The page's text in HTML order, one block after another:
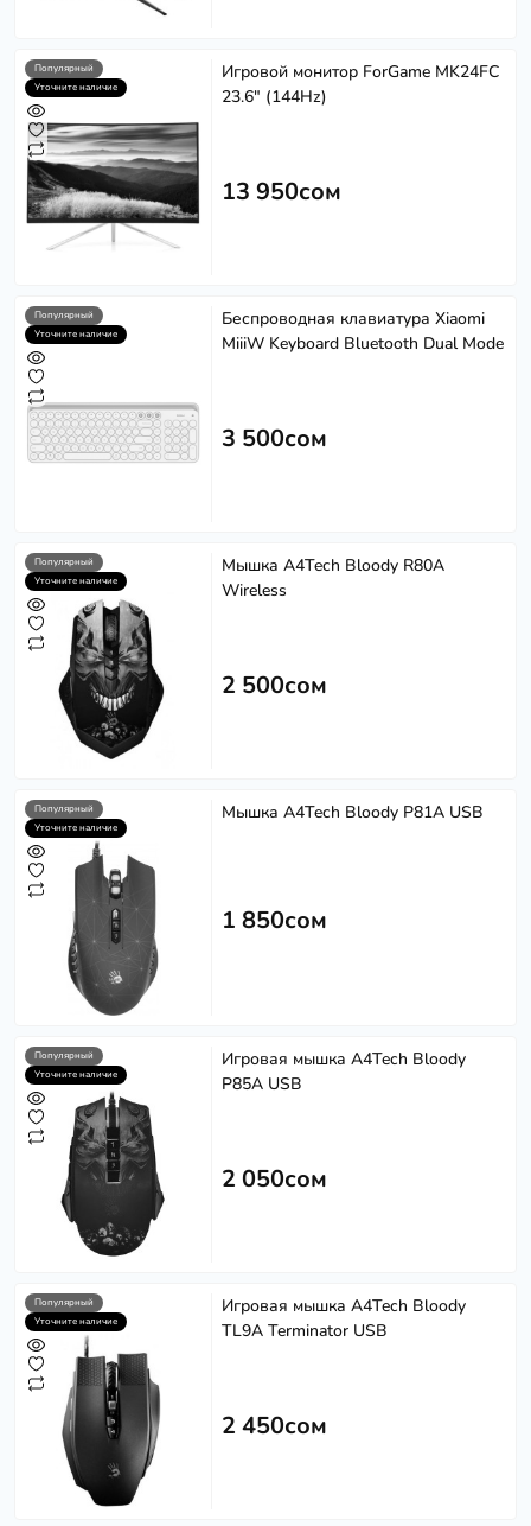
Популярный
Уточните наличие
Игровой монитор ForGame MK24FC
23.6" (144Hz)
13 950сом
Популярный
Уточните наличие
Беспроводная клавиатура Xiaomi
MiiiW Keyboard Bluetooth Dual Mode
3 500сом
Популярный
Уточните наличие
Мышка A4Tech Bloody R80A
Wireless
2 500сом
Популярный
Уточните наличие
Мышка A4Tech Bloody P81A USB
1 850сом
Популярный
Уточните наличие
Игровая мышка A4Tech Bloody
P85A USB
2 050сом
Популярный
Уточните наличие
Игровая мышка A4Tech Bloody
TL9A Terminator USB
2 450сом